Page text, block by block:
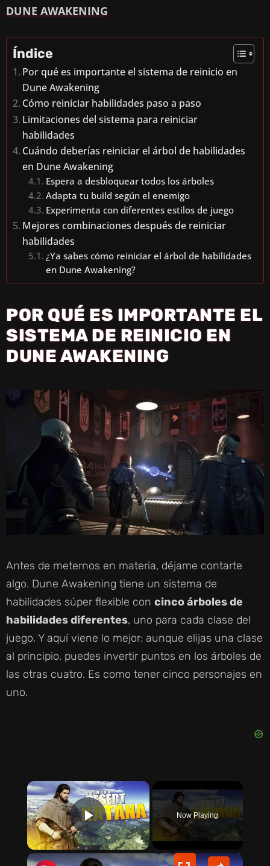
DUNE AWAKENING
Índice
Por qué es importante el sistema de reinicio en
Dune Awakening
Cómo reiniciar habilidades paso a paso
Limitaciones del sistema para reiniciar
habilidades
Cuándo deberías reiniciar el árbol de habilidades
en Dune Awakening
Espera a desbloquear todos los árboles
Adapta tu build según el enemigo
Experimenta con diferentes estilos de juego
Mejores combinaciones después de reiniciar
habilidades
¿Ya sabes cómo reiniciar el árbol de habilidades
en Dune Awakening?
POR QUÉ ES IMPORTANTE EL
SISTEMA DE REINICIO EN
DUNE AWAKENING
Antes de meternos en materia, déjame contarte
algo. Dune Awakening tiene un sistema de
habilidades súper flexible con cinco árboles de
habilidades diferentes, uno para cada clase del
juego. Y aquí viene lo mejor: aunque elijas una clase
al principio, puedes invertir puntos en los árboles de
las otras cuatro. Es como tener cinco personajes en
uno.
×
PLAY VIDEO
Now Playing
×